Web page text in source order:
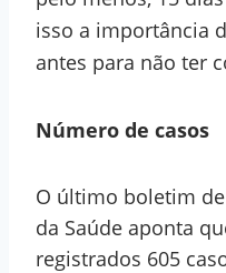
isso a importância
antes para não ter
Número de casos
O último boletim
da Saúde aponta
registrados 605